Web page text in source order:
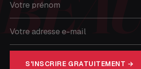
S'INSCRIRE GRATUITEMENT →